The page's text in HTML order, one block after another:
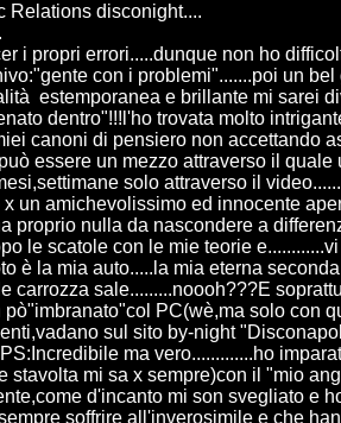
Relations disconight....
i propri errori.....dunque non ho
con i problemi".......poi un
estemporanea e brillante mi sarei
dentro"!!!l'ho trovata molto
canoni di pensiero non accettando
essere un mezzo attraverso il
solo attraverso il
amichevolissimo ed innocente
proprio nulla da nascondere a
le scatole con le mie teorie
è la mia auto.....la mia eterna
sale.........noooh???E
PC(wè,ma solo con
sul sito by-night
ma vero.............ho
stavolta mi sa x sempre)con il "mio
d'incanto mi son svegliato e
soffrire all'inverosimile e che